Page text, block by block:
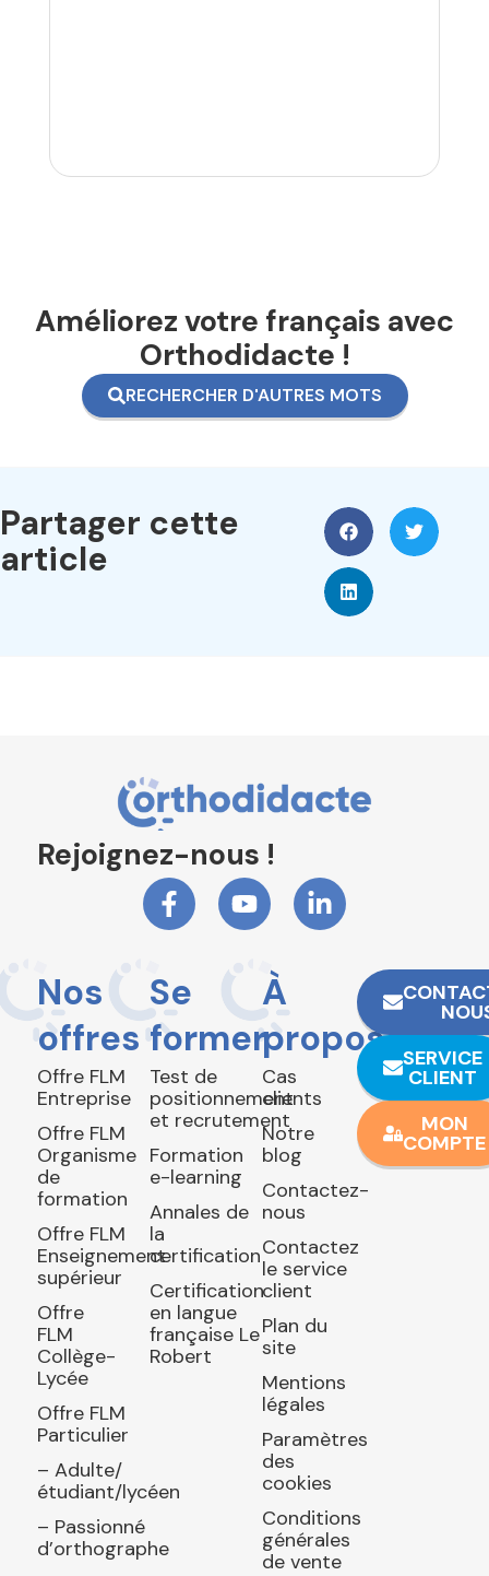
Améliorez votre français avec
Orthodidacte !
RECHERCHER D'AUTRES MOTS
Partager cette
article
Rejoignez-nous !
Nos
offres
Offre FLM
Entreprise
Offre FLM
Organisme
de
formation
Offre FLM
Enseignement
supérieur
Offre
FLM
Collège-
Lycée
Offre FLM
Particulier
– Adulte/
étudiant/lycéen
– Passionné
d’orthographe
Se
former
Test de
positionnement
et recrutement
Formation
e-learning
Annales de
la
certification
Certification
en langue
française Le
Robert
À
propos
Cas
clients
Notre
blog
Contactez-
nous
Contactez
le service
client
Plan du
site
Mentions
légales
Paramètres
des
cookies
Conditions
générales
de vente
SERVICE
CLIENT
MON
COMPTE